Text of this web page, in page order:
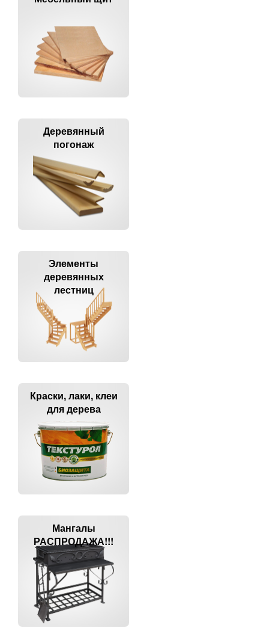
Деревянный
погонаж
Элементы
деревянных
лестниц
Краски, лаки, клеи
для дерева
Мангалы
РАСПРОДАЖА!!!